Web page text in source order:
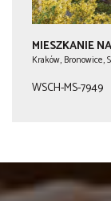
MIESZKANIE
Kraków, Bronowice,
WSCH-MS-7949